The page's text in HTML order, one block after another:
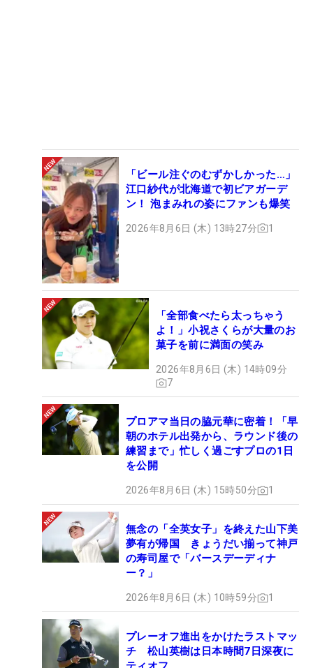
「ビール注ぐのむずかしかった…」
江口紗代が北海道で初ビアガーデ
ン！ 泡まみれの姿にファンも爆笑
2026年8月6日 (木) 13時27分 1
「全部食べたら太っちゃう
よ！」小祝さくらが大量のお
菓子を前に満面の笑み
2026年8月6日 (木) 14時09分
7
プロアマ当日の脇元華に密着！「早
朝のホテル出発から、ラウンド後の
練習まで」忙しく過ごすプロの1日
を公開
2026年8月6日 (木) 15時50分 1
無念の「全英女子」を終えた山下美
夢有が帰国 きょうだい揃って神戸
の寿司屋で「バースデーディナ
ー？」
2026年8月6日 (木) 10時59分 1
プレーオフ進出をかけたラストマッ
チ 松山英樹は日本時間7日深夜に